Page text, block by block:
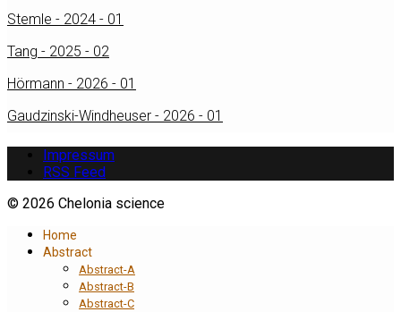
Stemle - 2024 - 01
Tang - 2025 - 02
Hörmann - 2026 - 01
Gaudzinski-Windheuser - 2026 - 01
Impressum
RSS Feed
© 2026 Chelonia science
Home
Abstract
Abstract-A
Abstract-B
Abstract-C